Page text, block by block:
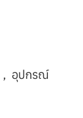
, อุปกรณ์